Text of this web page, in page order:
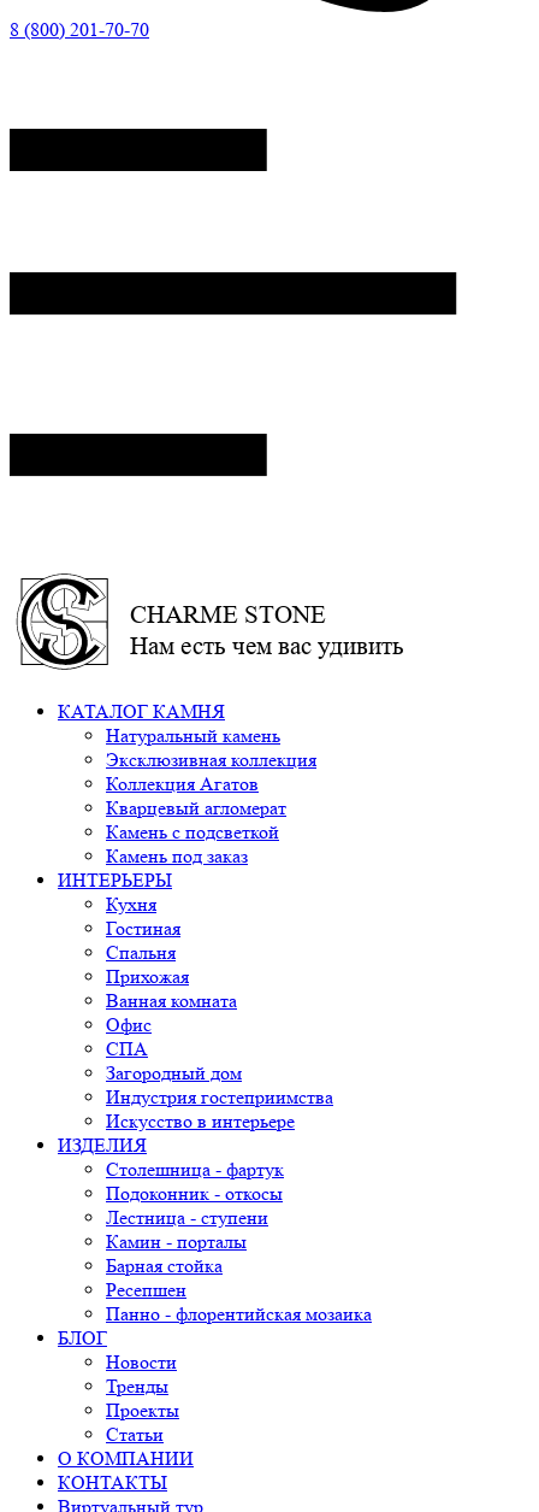
8 (800) 201-70-70
CHARME STONE
Нам есть чем вас удивить
КАТАЛОГ КАМНЯ
Натуральный камень
Эксклюзивная коллекция
Коллекция Агатов
Кварцевый агломерат
Камень с подсветкой
Камень под заказ
ИНТЕРЬЕРЫ
Кухня
Гостиная
Спальня
Прихожая
Ванная комната
Офис
СПА
Загородный дом
Индустрия гостеприимства
Искусство в интерьере
ИЗДЕЛИЯ
Столешница - фартук
Подоконник - откосы
Лестница - ступени
Камин - порталы
Барная стойка
Ресепшен
Панно - флорентийская мозаика
БЛОГ
Новости
Тренды
Проекты
Статьи
О КОМПАНИИ
КОНТАКТЫ
Виртуальный тур